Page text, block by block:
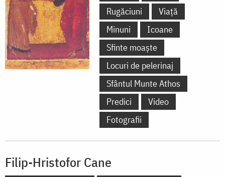
Rugăciuni
Viață
Minuni
Icoane
Sfinte moaște
Locuri de pelerinaj
Sfântul Munte Athos
Predici
Video
Fotografii
Filip-Hristofor Cane